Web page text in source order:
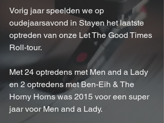
Vorig jaar speelden we op
oudejaarsavond in Stayen het laatste
optreden van onze Let The Good Times
Roll-tour.
Met 24 optredens met Men and a Lady
en 2 optredens met Ben-Eih & The
Horny Horns was 2015 voor een super
jaar voor Men and a Lady.